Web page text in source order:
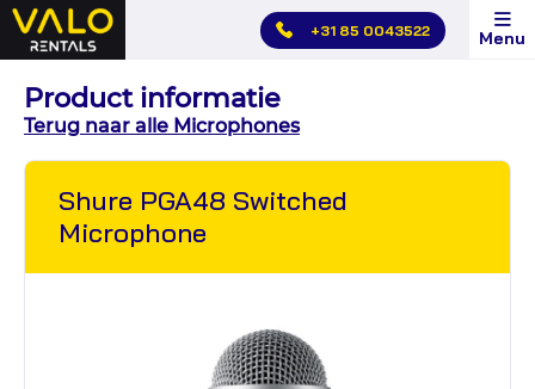
Hoofdmenu
overslaan
+31 85 0043522 Menu
Product informatie
Terug naar alle Microphones
Shure PGA48 Switched
Microphone